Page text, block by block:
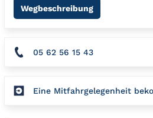
WegbeschreibungLink Opens in
05 62 56 15 43
Eine Mitfahrgelegenheit